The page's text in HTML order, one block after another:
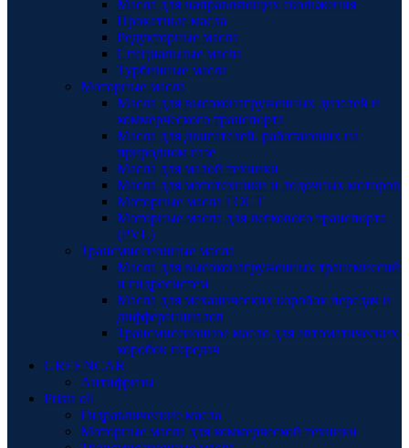
Масла для направляющих скольжения
Прокатные масла
Редукторные масла
Специальные масла
Турбинные масла
Моторные масла
Масла для высоконагруженных дизелей и
коммерческого транспорта
Масла для двигателей, работающих на
природном газе
Масла для малой техники
Масла для мототехники и лодочных моторов
Моторные масла ГОСТ
Моторные масла для легкового транспорта
(PVL)
Трансмиссионные масла
Масла для высоконагруженных трансмиссий
и гидросистем
Масла для механических коробок передач и
дифференциалов
Трансмиссионное масло для автоматических
коробок передач
GREENCAR
Антифризы
Prista oil
Гидравлические масла
Моторные масла для коммерческой техники